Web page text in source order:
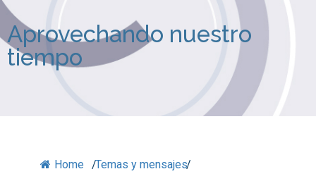
Aprovechando nuestro
tiempo
Home /Temas y mensajes/